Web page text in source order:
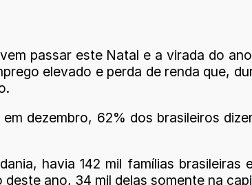
passar este Natal e a virada do
elevado e perda de renda que,
dezembro, 62% dos brasileiros
havia 142 mil famílias
ano, 34 mil delas somente na